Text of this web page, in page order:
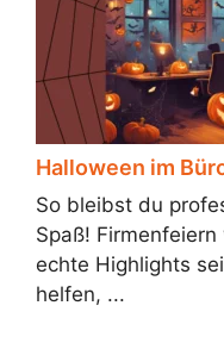
Halloween im
So bleibst du
Spaß!
echte Highlights
helfen, ...